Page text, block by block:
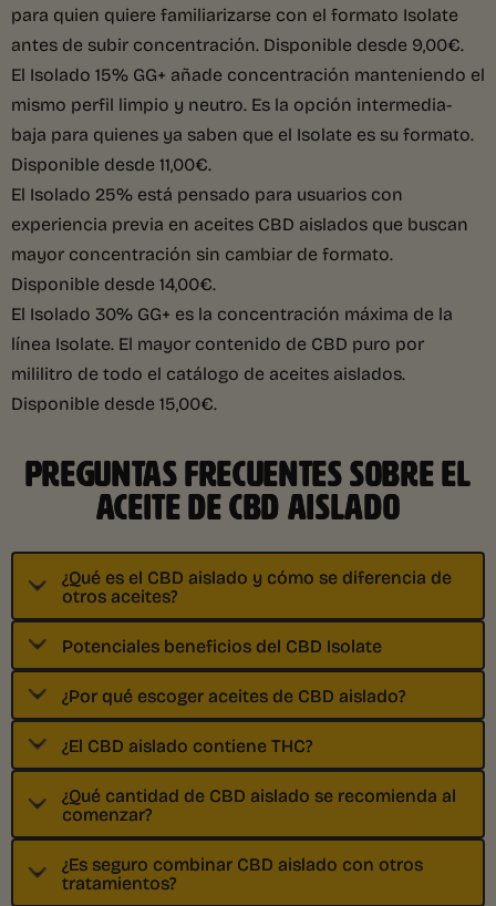
para quien quiere familiarizarse con el formato Isolate
antes de subir concentración. Disponible desde 9,00€.
El Isolado 15% GG+ añade concentración manteniendo el
mismo perfil limpio y neutro. Es la opción intermedia-
baja para quienes ya saben que el Isolate es su formato.
Disponible desde 11,00€.
El Isolado 25% está pensado para usuarios con
experiencia previa en aceites CBD aislados que buscan
mayor concentración sin cambiar de formato.
Disponible desde 14,00€.
El Isolado 30% GG+ es la concentración máxima de la
línea Isolate. El mayor contenido de CBD puro por
mililitro de todo el catálogo de aceites aislados.
Disponible desde 15,00€.
PREGUNTAS FRECUENTES SOBRE EL
ACEITE DE CBD AISLADO
¿Qué es el CBD aislado y cómo se diferencia de
otros aceites?
Potenciales beneficios del CBD Isolate
¿Por qué escoger aceites de CBD aislado?
¿El CBD aislado contiene THC?
¿Qué cantidad de CBD aislado se recomienda al
comenzar?
¿Es seguro combinar CBD aislado con otros
tratamientos?